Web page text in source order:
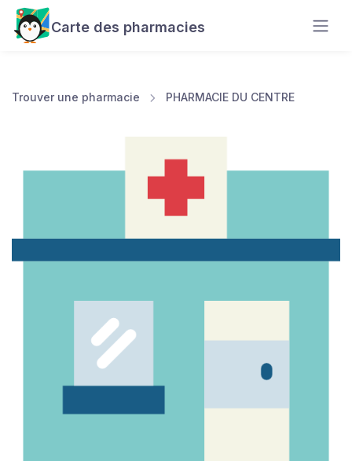
Carte des pharmacies
Trouver une pharmacie PHARMACIE DU CENTRE